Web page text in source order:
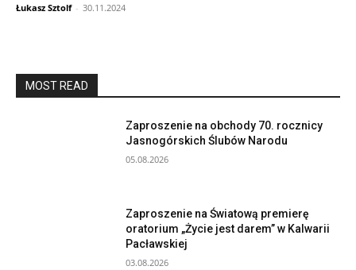
Łukasz Sztolf - 30.11.2024
MOST READ
Zaproszenie na obchody 70. rocznicy
Jasnogórskich Ślubów Narodu
05.08.2026
Zaproszenie na Światową premierę
oratorium „Życie jest darem” w Kalwarii
Pacławskiej
03.08.2026